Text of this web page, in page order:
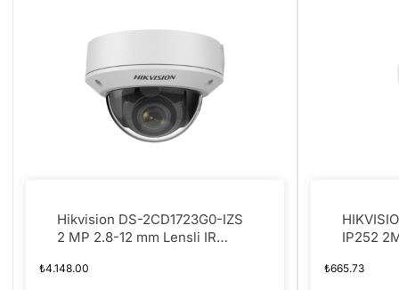
Hikvision DS-2CD1723G0-IZS
2 MP 2.8-12 mm Lensli IR
₺4.148.00
IP252
₺665.73